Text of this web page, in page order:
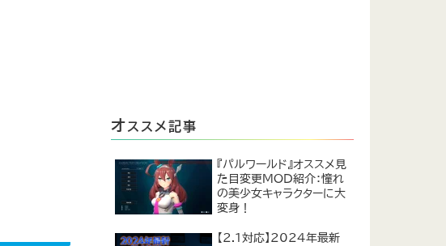
オ ススメ記事
『パルワールド』オススメ見
た目変更MOD紹介：憧れ
の美少女キャラクターに大
変身！
【2.1対応】2024年最新